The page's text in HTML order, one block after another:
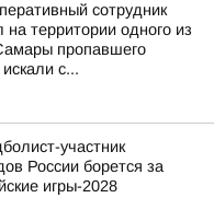
сотрудник
территории одного из
пропавшего
с...
участник
России борется за
игры-2028